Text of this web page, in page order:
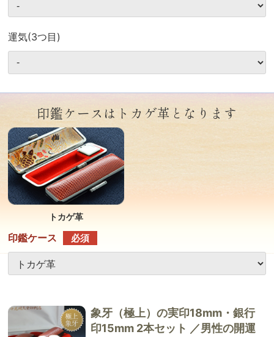
運気(3つ目)
印鑑ケースはトカゲ革となります
トカゲ革
印鑑ケース 必須
象牙（極上）の実印18mm・銀行
印15mm 2本セット ／男性の開運